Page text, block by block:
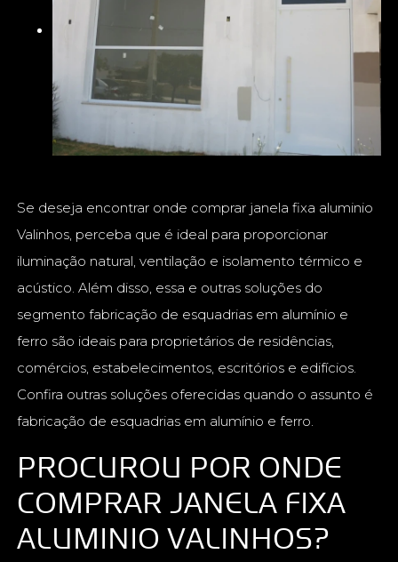
Se deseja encontrar onde comprar janela fixa aluminio
Valinhos, perceba que é ideal para proporcionar
iluminação natural, ventilação e isolamento térmico e
acústico. Além disso, essa e outras soluções do
segmento fabricação de esquadrias em alumínio e
ferro são ideais para proprietários de residências,
comércios, estabelecimentos, escritórios e edifícios.
Confira outras soluções oferecidas quando o assunto é
fabricação de esquadrias em alumínio e ferro.
PROCUROU POR ONDE
COMPRAR JANELA FIXA
ALUMINIO VALINHOS?